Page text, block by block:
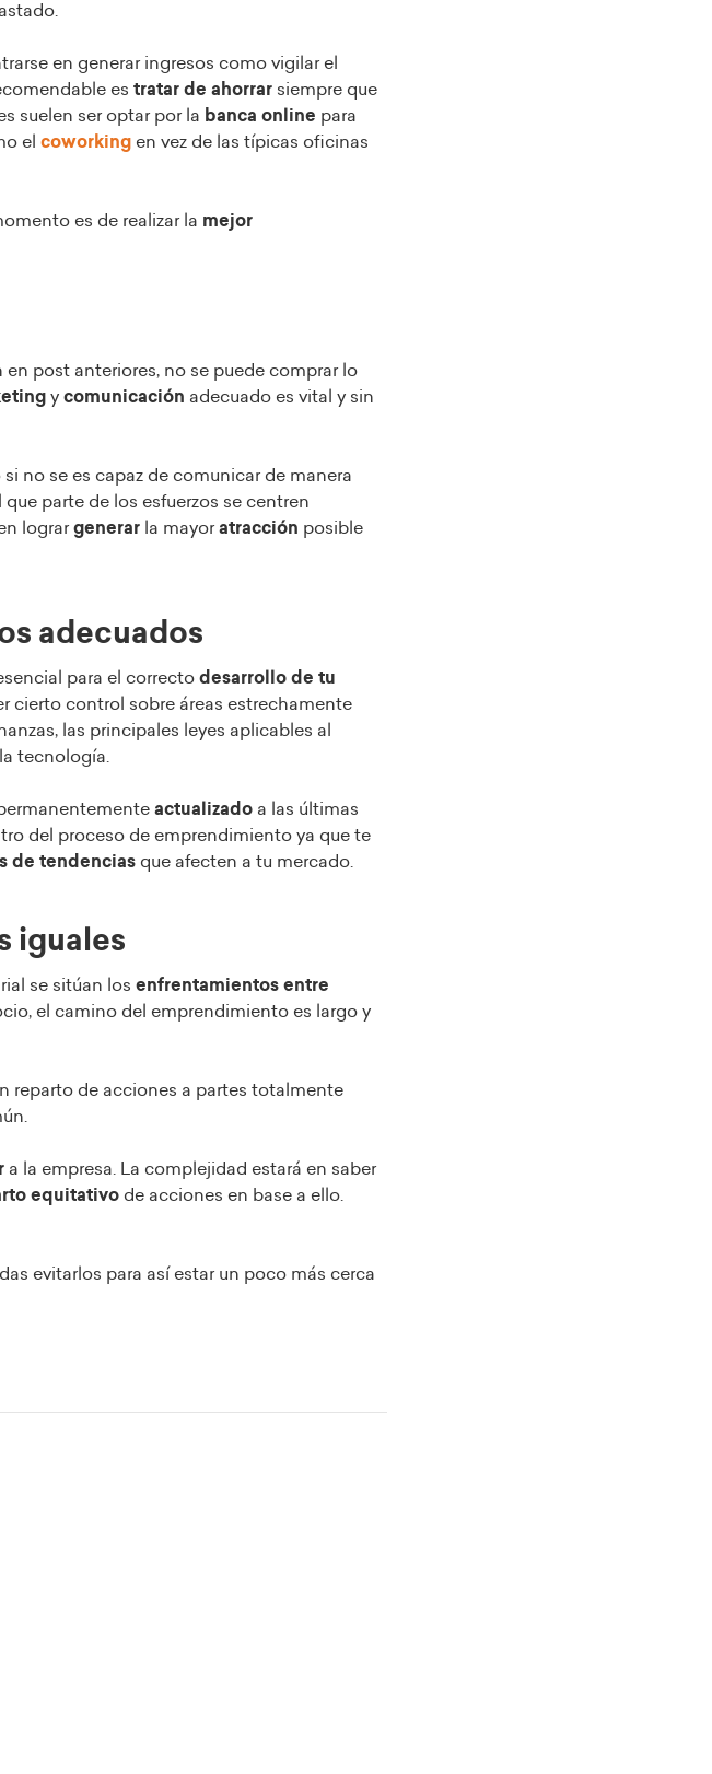
en generar ingresos como vigilar el
es tratar de ahorrar siempre que
suelen ser optar por la banca online para
el coworking en vez de las típicas oficinas
es de realizar la mejor
post anteriores, no se puede comprar lo
y comunicación adecuado es vital y sin
no se es capaz de comunicar de manera
parte de los esfuerzos se centren
logrargenerar la mayoratracción posible
adecuados
para el correcto desarrollo de tu
cierto control sobre áreas estrechamente
las principales leyes aplicables al
tecnología.
actualizado a las últimas
del proceso de emprendimiento ya que te
de tendencias que afecten a tu mercado.
iguales
se sitúan los enfrentamientos entre
el camino del emprendimiento es largo y
reparto de acciones a partes totalmente
a la empresa. La complejidad estará en saber
equitativo de acciones en base a ello.
evitarlos para así estar un poco más cerca